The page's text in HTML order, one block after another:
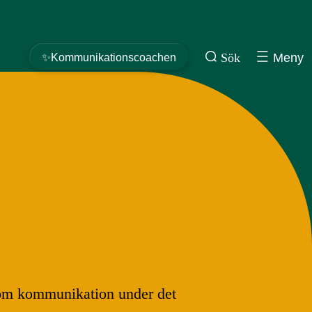
✨Kommunikationscoachen Sök Meny
kommunikation under det